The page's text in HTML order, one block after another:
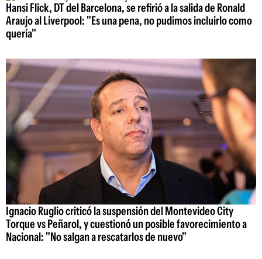
Hansi Flick, DT del Barcelona, se refirió a la salida de Ronald
Araujo al Liverpool: "Es una pena, no pudimos incluirlo como
quería"
Ignacio Ruglio criticó la suspensión del Montevideo City
Torque vs Peñarol, y cuestionó un posible favorecimiento a
Nacional: "No salgan a rescatarlos de nuevo"